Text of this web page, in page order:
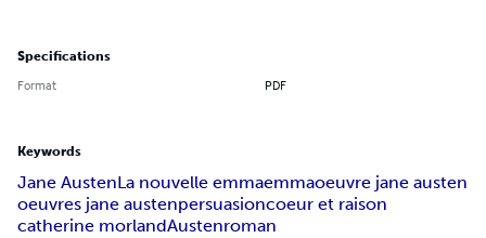
Specifications
Format PDF
Keywords
Jane AustenLa nouvelle emmaemmaoeuvre jane austen
oeuvres jane austenpersuasioncoeur et raison
catherine morlandAustenroman